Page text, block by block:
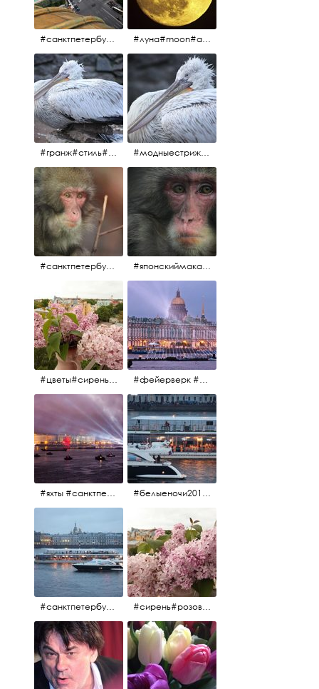
#санктпетербург #исаакиевскийсобор #исакий #луна#moon#апрельскаялуна#санктпетербург
#гранж#стиль#тренд#тренд2017 #модныестрижки#санктпетербург #пеликан #птицы#причёски #модныестрижки#стильныестрижки#причёски#зоопарк #пеликан#санктпетербург #причёскиподуше
#санктпетербург #macacafuscata #macaca #ленинградскийзоопарк #снежнаяобезьяна #японскиймакак #макака #зоопарк #японскиймакак#снежнаяобезьяна#приматы#макака#зоопарк#животные#ленинградскийзоопарк#macaca#macacafuscata#санктпетербург
#цветы#сирень #розоваясирень #натюрморт #натюрмортсцветами #весна2012 #пробуждение #фейерверк #салют #парусник #санктпетербург #белыеночи2012 #белыеночи #алыепаруса2012 #алыепаруса #нева
#яхты #санктпетербург #нева #белыеночи2012 #алыепаруса #алыепаруса2012#парусник#салют#фейерверк #белыеночи2012 #белыеночи #2012 #нева #санктпетербург #яхты
#санктпетербург #нева#яхты#2012 #белыеночи#белыеночи2012 #сирень#розоваясирень#натюрморт#натюрмортсцветами#2012#весна2012